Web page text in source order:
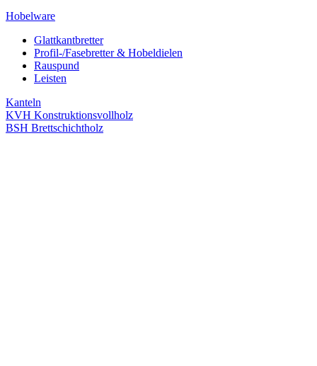
Hobelware
Glattkantbretter
Profil-/Fasebretter & Hobeldielen
Rauspund
Leisten
Kanteln
KVH Konstruktionsvollholz
BSH Brettschichtholz